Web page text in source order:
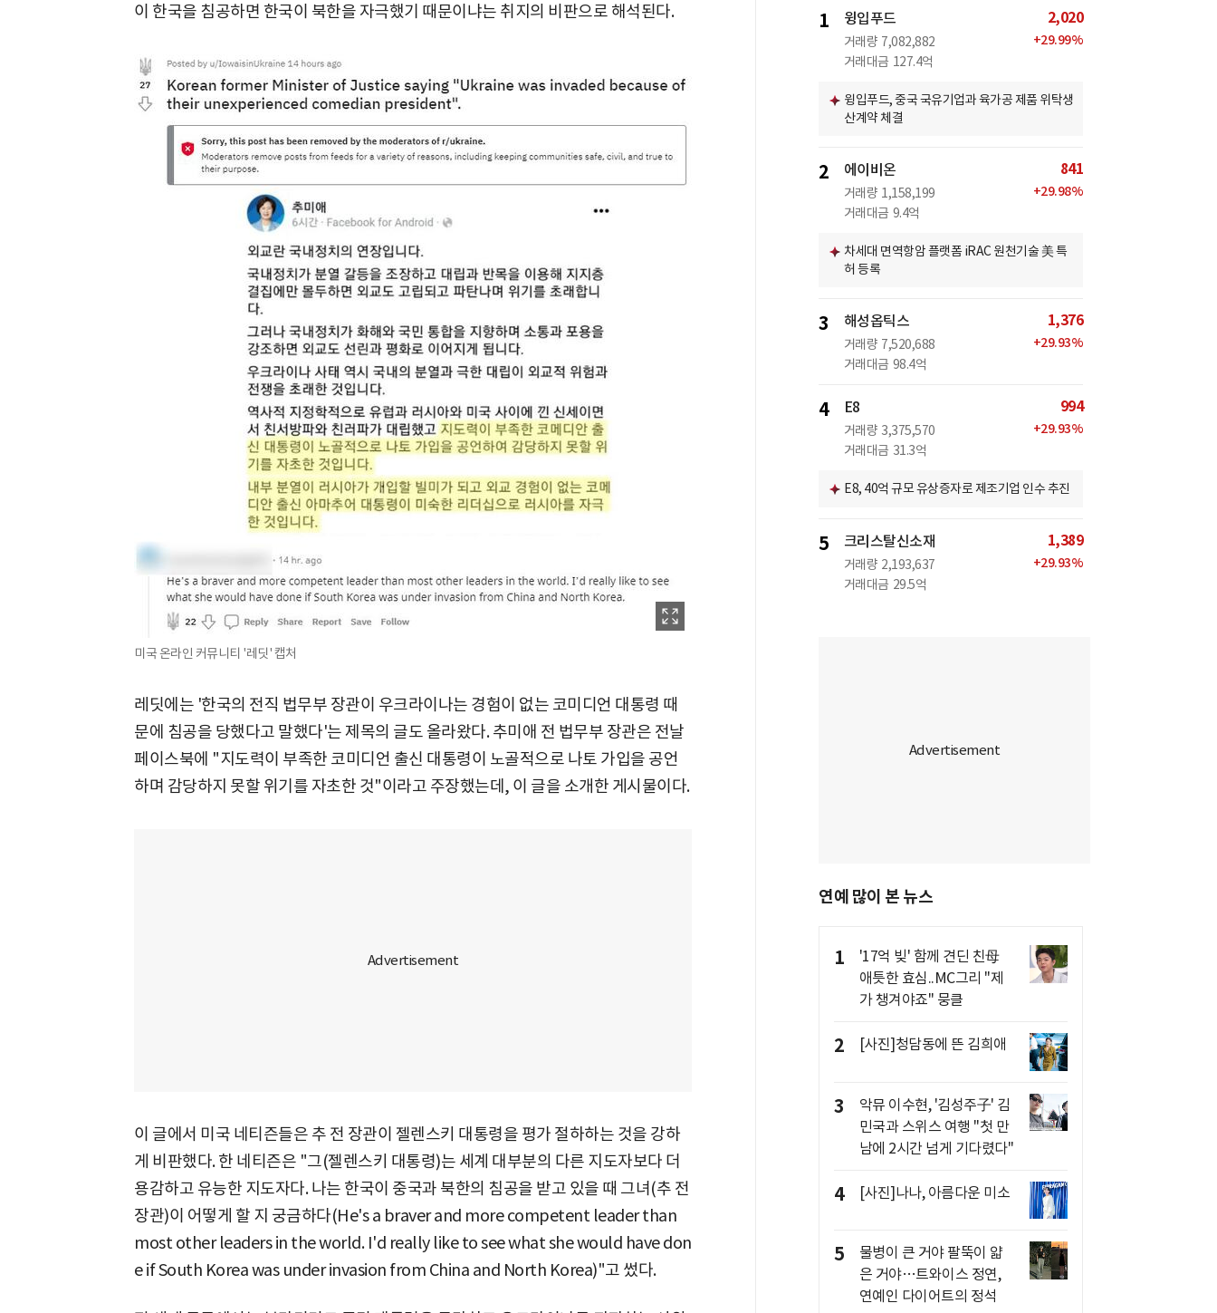
이 한국을 침공하면 한국이 북한을 자극했기 때문이냐는 취지의 비판으로 해석된다.
미국 온라인 커뮤니티 '레딧' 캡처
레딧에는 '한국의 전직 법무부 장관이 우크라이나는 경험이 없는 코미디언 대통령 때
문에 침공을 당했다고 말했다'는 제목의 글도 올라왔다. 추미애 전 법무부 장관은 전날
페이스북에 "지도력이 부족한 코미디언 출신 대통령이 노골적으로 나토 가입을 공언
하며 감당하지 못할 위기를 자초한 것"이라고 주장했는데, 이 글을 소개한 게시물이다.
이 글에서 미국 네티즌들은 추 전 장관이 젤렌스키 대통령을 평가 절하하는 것을 강하
게 비판했다. 한 네티즌은 "그(젤렌스키 대통령)는 세계 대부분의 다른 지도자보다 더
용감하고 유능한 지도자다. 나는 한국이 중국과 북한의 침공을 받고 있을 때 그녀(추 전
장관)이 어떻게 할 지 궁금하다(He's a braver and more competent leader than
most other leaders in the world. I'd really like to see what she would have don
e if South Korea was under invasion from China and North Korea)"고 썼다.
1 윙입푸드
거래량 7,082,882
거래대금 127.4억
2,020
+29.99%
윙입푸드, 중국 국유기업과 육가공 제품 위탁생
산계약 체결
2 에이비온
거래량 1,158,199
거래대금 9.4억
841
+29.98%
차세대 면역항암 플랫폼 iRAC 원천기술 美 특
허 등록
3 해성옵틱스
거래량 7,520,688
거래대금 98.4억
1,376
+29.93%
4 E8
거래량 3,375,570
거래대금 31.3억
994
+29.93%
E8, 40억 규모 유상증자로 제조기업 인수 추진
5 크리스탈신소재
거래량 2,193,637
거래대금 29.5억
1,389
+29.93%
연예 많이 본 뉴스
1
'17억 빚' 함께 견딘 친母
애틋한 효심..MC그리 "제
가 챙겨야죠" 뭉클
2 [사진]청담동에 뜬 김희애
3
악뮤 이수현, '김성주子' 김
민국과 스위스 여행 "첫 만
남에 2시간 넘게 기다렸다"
4 [사진]나나, 아름다운 미소
5
물병이 큰 거야 팔뚝이 얇
은 거야…트와이스 정연,
연예인 다이어트의 정석